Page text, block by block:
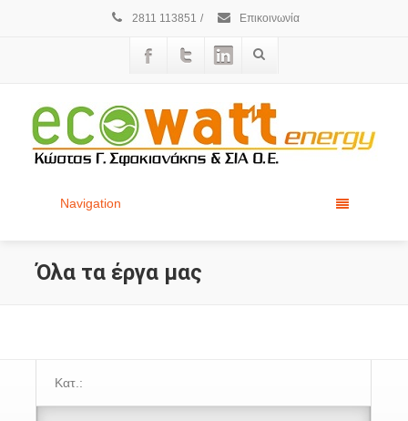
2811 113851 / Επικοινωνία
Navigation
Όλα τα έργα μας
Κατ.: